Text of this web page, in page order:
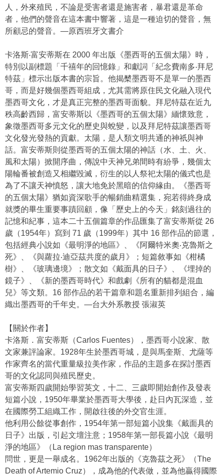
人，外來殖民，不論是受害者還是施害者，暴君還是革命
者，他們的聲音在這本書中響著，這是一種迫切的聲音，無
所顧忌的聲音。—原西班牙文書介
卡洛斯‧富安蒂斯在 2000 年出版《墨西哥的五個太陽》時，
特別以副標題「千禧年的回憶錄」和獻詞「紀念費南多‧拜尼
特茲」標示出版本書的宗旨。他揭櫫墨西哥不是單一的墨西
哥，而是好幾個墨西哥組成，尤其需將原住民文化融入現代
墨西哥文化，才是真正完整的墨西哥面貌。拜尼特茲在近九
秩高齡西歸，富安蒂斯以《墨西哥的五個太陽》緬懷致意，
象徵墨西哥多元文化的歷史與蛻變，以及拜尼特茲讓墨西哥
文化發光發熱的貢獻。太陽，是人類文明共通的神祇與神
話。富安蒂斯則從墨西哥的五個太陽的神話（水、土、火、
風和太陽）掀開序曲，傳說中天神兄弟間時有紛爭，幾個太
陽輪番被創造又相繼毀滅，衍生的以人祭祀太陽的儀式也是
為了不讓天神憤怒，讓大地免於黑暗的信仰緣由。《墨西哥
的五個太陽》猶如資深歌手的暢銷曲精選集，宛若得終身成
就獎的畢生重要事蹟回顧，像「歷史上的今天」銘刻過往的
記憶和紀事，這本二十五個篇章的作品匯集了富安蒂斯從 26
歲（1954年）寫到 71 歲（1999年）其中 16 部作品的節選，
包括經典小說如《最明淨的地區》、《阿爾特米奧‧克魯斯之
死》、《與蘿拉‧迪亞茲共度的歲月》；短篇敘事如《柑橘
樹》、《玻璃邊境》；散文如《戴面具的日子》、《埋掉的
鏡子》、《新的墨西哥時代》和戲劇《所有的貓都是混血
兒》等文類。16 部作品的若干篇章和題名重新排列組合，編
織出墨西哥的千年史。—台大外系教授 張淑英
【關於作者】
卡洛斯．富安蒂斯（Carlos Fuentes），墨西哥小說家、散
文家兼評論家。1928年生於墨西哥城，是與馬奎斯、尤薩等
作家齊名的當代重量級拉美作家，作品的主題多在探討墨西
哥的文化認同與殖民歷史。
富安蒂斯四歲開始學習英文，十二、三歲即開始創作及發表
短篇小說，1950年畢業於墨西哥大學後，赴日內瓦深造，並
在國際勞工組織工作，開啟往後的外交官生涯。
他利用公餘從事創作，1954年第一部短篇小說集《戴面具的
日子》出版，引起文壇注意；1958年第一部長篇小說《最明
淨的地區》（La region mas transparente）
問世，更是一舉成名。1962年出版的《克魯茲之死》（The
Death of Artemio Cruz），成為他的代表做，並為他贏得國際